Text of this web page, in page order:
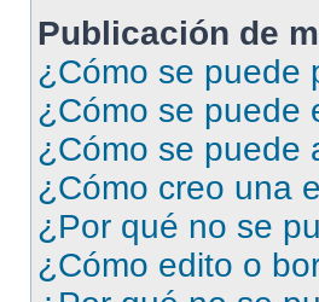
Publicación de
¿Cómo se puede
¿Cómo se puede
¿Cómo se puede
¿Cómo creo una
¿Por qué no se
¿Cómo edito o